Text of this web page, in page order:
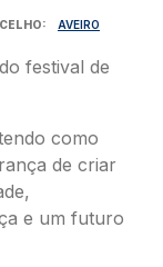
AVEIRO
festival de
como
de criar
e um futuro